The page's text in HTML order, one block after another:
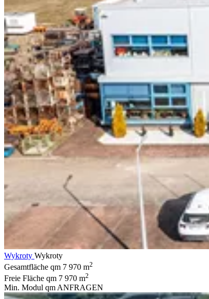
Wykroty Wykroty
Gesamtfläche qm 7 970 m2
Freie Fläche qm 7 970 m2
Min. Modul qm ANFRAGEN